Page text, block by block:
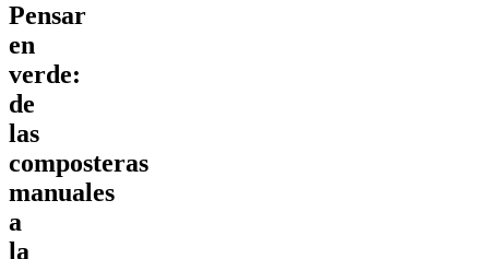
Pensar
en
verde:
de
las
composteras
manuales
a
la